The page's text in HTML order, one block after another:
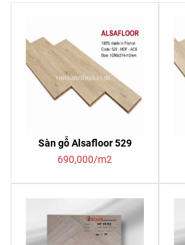
Sàn gỗ Alsafloor 529
690,000/m2